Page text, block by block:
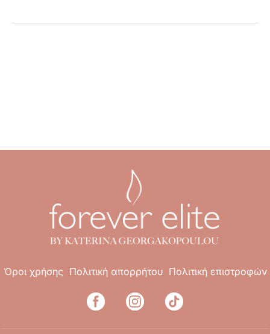
Όροι χρήσης Πολιτική απορρήτου Πολιτική επιστροφών